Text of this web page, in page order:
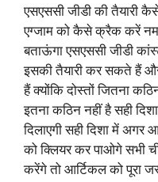
c
e
b
o
o
k
a
t
s
A
p
p
i
t
t
e
r
I
एसएससी जीडी की तैयारी
एग्जाम को कैसे क्रैक करें
बताऊंगा एसएससी जीडी
इसकी तैयारी कर सकते हैं
हैं क्योंकि दोस्तों जितना
इतना कठिन नहीं है सही
दिलाएगी सही दिशा में
को क्लियर कर पाओगे सभी
करेंगे तो आर्टिकल को पूरा